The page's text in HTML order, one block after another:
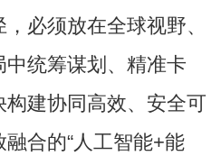
必须放在全球视野、
中统筹谋划、精准卡
建协同高效、安全可
合的“人工智能+能